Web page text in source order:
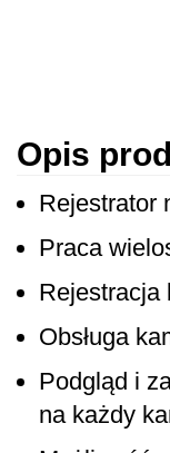
Opis
Rejestrator
Praca
Rejestracja
Obsługa
Podgląd i
na każdy